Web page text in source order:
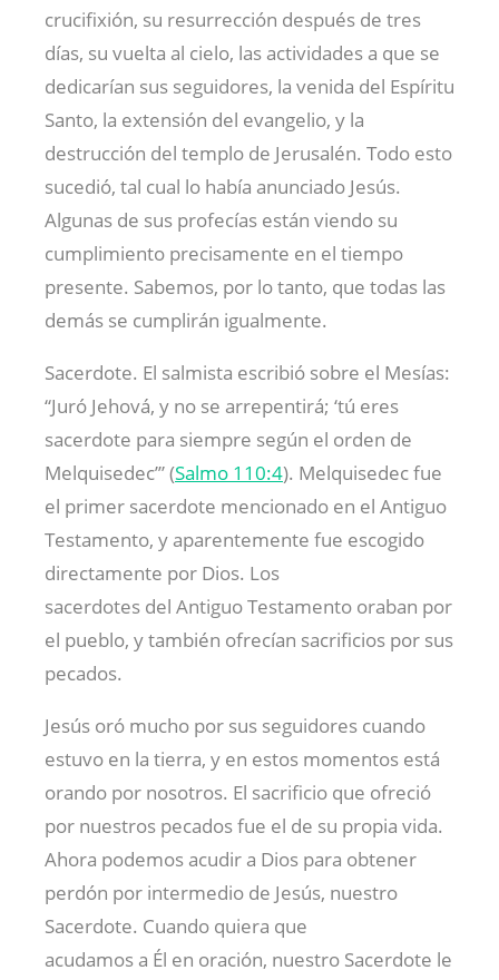
crucifixión, su resurrección después de tres
días, su vuelta al cielo, las actividades a que se
dedicarían sus seguidores, la venida del Espíritu
Santo, la extensión del evangelio, y la
destrucción del templo de Jerusalén. Todo esto
sucedió, tal cual lo había anunciado Jesús.
Algunas de sus profecías están viendo su
cumplimiento precisamente en el tiempo
presente. Sabemos, por lo tanto, que todas las
demás se cumplirán igualmente.
Sacerdote. El salmista escribió sobre el Mesías:
“Juró Jehová, y no se arrepentirá; ‘tú eres
sacerdote para siempre según el orden de
Melquisedec’” (Salmo 110:4). Melquisedec fue
el primer sacerdote mencionado en el Antiguo
Testamento, y aparentemente fue escogido
directamente por Dios. Los
sacerdotes del Antiguo Testamento oraban por
el pueblo, y también ofrecían sacrificios por sus
pecados.
Jesús oró mucho por sus seguidores cuando
estuvo en la tierra, y en estos momentos está
orando por nosotros. El sacrificio que ofreció
por nuestros pecados fue el de su propia vida.
Ahora podemos acudir a Dios para obtener
perdón por intermedio de Jesús, nuestro
Sacerdote. Cuando quiera que
acudamos a Él en oración, nuestro Sacerdote le